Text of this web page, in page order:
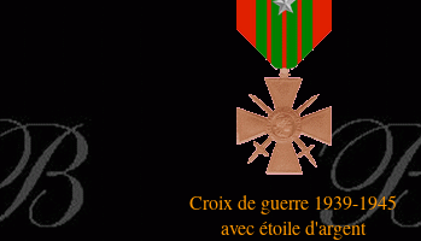
Croix de guerre 1939-1945
avec étoile d'argent